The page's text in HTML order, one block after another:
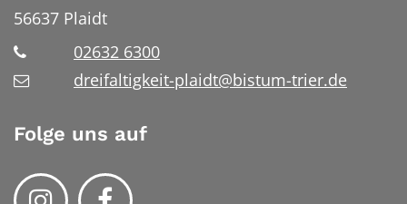
56637 Plaidt
02632 6300
dreifaltigkeit-plaidt@bistum-trier.de
Folge uns auf